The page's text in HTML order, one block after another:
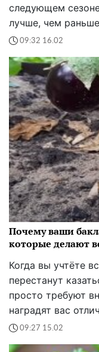
следующем
лучше, чем раньше
09:32 16.02
Почему ваши
которые делают
Когда вы учтёте
перестанут
просто требуют
наградят вас
09:27 15.02